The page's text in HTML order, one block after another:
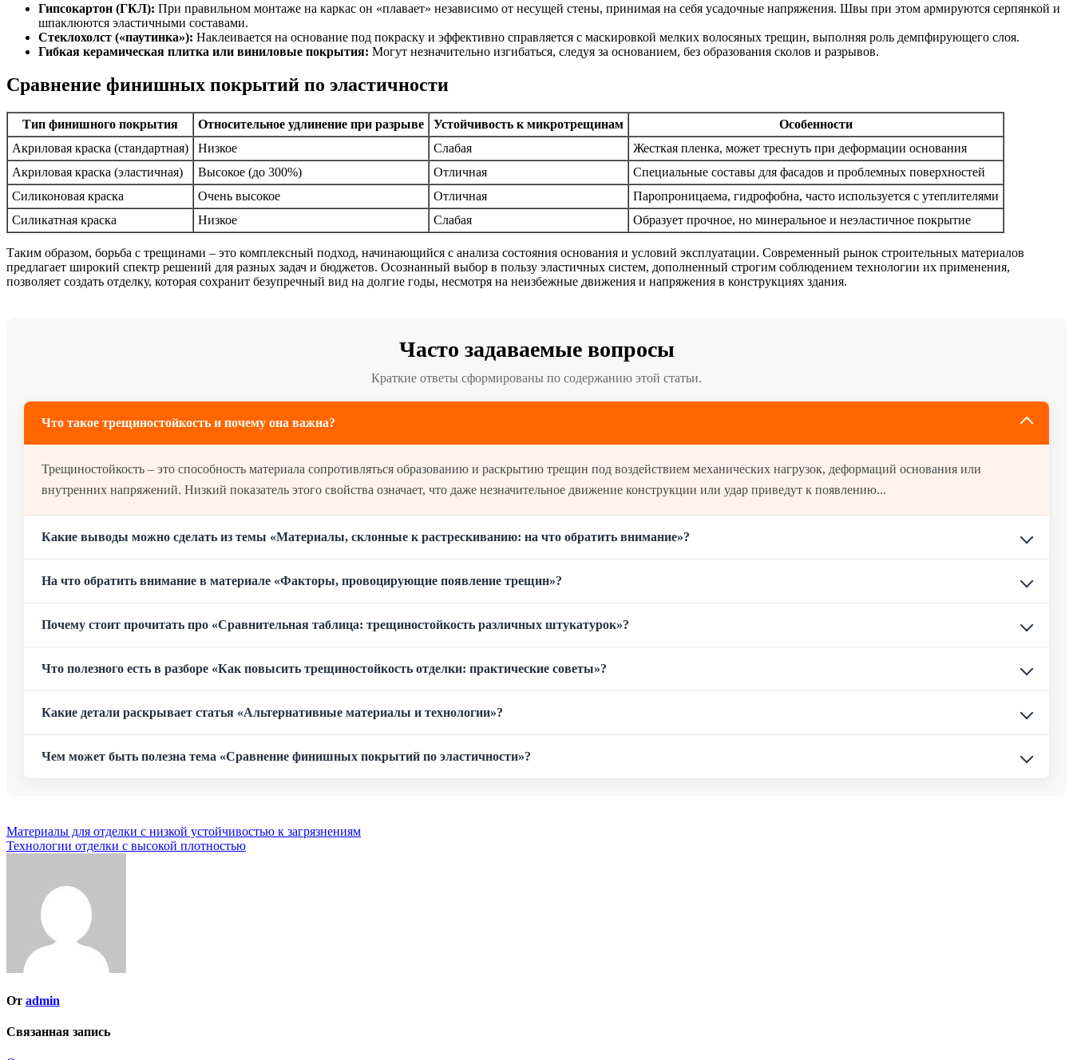
Гипсокартон (ГКЛ): При правильном монтаже на каркас он «плавает» независимо от несущей стены, принимая на себя усадочные напряжения. Швы при этом армируются серпянкой и
шпаклюются эластичными составами.
Стеклохолст («паутинка»): Наклеивается на основание под покраску и эффективно справляется с маскировкой мелких волосяных трещин, выполняя роль демпфирующего слоя.
Гибкая керамическая плитка или виниловые покрытия: Могут незначительно изгибаться, следуя за основанием, без образования сколов и разрывов.
Сравнение финишных покрытий по эластичности
Тип финишного покрытия Относительное удлинение при разрыве Устойчивость к микротрещинам
Особенности
Акриловая краска (стандартная)
Низкое Слабая
Жесткая пленка, может треснуть при деформации основания
Акриловая краска (эластичная)
Высокое (до 300%) Отличная
Специальные составы для фасадов и проблемных поверхностей
Силиконовая краска
Очень высокое Отличная
Паропроницаема, гидрофобна, часто используется с утеплителями
Силикатная краска
Низкое Слабая Образует прочное, но минеральное и неэластичное покрытие
Таким образом, борьба с трещинами – это комплексный подход, начинающийся с анализа состояния основания и условий эксплуатации. Современный рынок строительных материалов
предлагает широкий спектр решений для разных задач и бюджетов. Осознанный выбор в пользу эластичных систем, дополненный строгим соблюдением технологии их применения,
позволяет создать отделку, которая сохранит безупречный вид на долгие годы, несмотря на неизбежные движения и напряжения в конструкциях здания.
Часто задаваемые вопросы
Краткие ответы сформированы по содержанию этой статьи.
Что такое трещиностойкость и почему она важна?
Трещиностойкость – это способность материала сопротивляться образованию и раскрытию трещин под воздействием механических нагрузок, деформаций основания или
внутренних напряжений. Низкий показатель этого свойства означает, что даже незначительное движение конструкции или удар приведут к появлению...
Какие выводы можно сделать из темы «Материалы, склонные к растрескиванию: на что обратить внимание»?
На что обратить внимание в материале «Факторы, провоцирующие появление трещин»?
Почему стоит прочитать про «Сравнительная таблица: трещиностойкость различных штукатурок»?
Что полезного есть в разборе «Как повысить трещиностойкость отделки: практические советы»?
Какие детали раскрывает статья «Альтернативные материалы и технологии»?
Чем может быть полезна тема «Сравнение финишных покрытий по эластичности»?
Навигация
по
Материалы для отделки с низкой устойчивостью к загрязнениям
Технологии отделки с высокой плотностью
От admin
Связанная запись